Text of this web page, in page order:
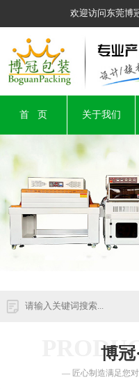
欢迎访问东莞博
首 页 关于我们
博冠
— 匠心制造满足您